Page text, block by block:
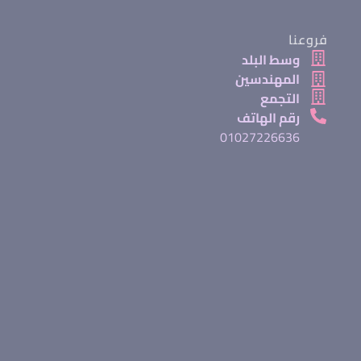
فروعنا
وسط البلد
المهندسين
التجمع
رقم الهاتف
01027226636